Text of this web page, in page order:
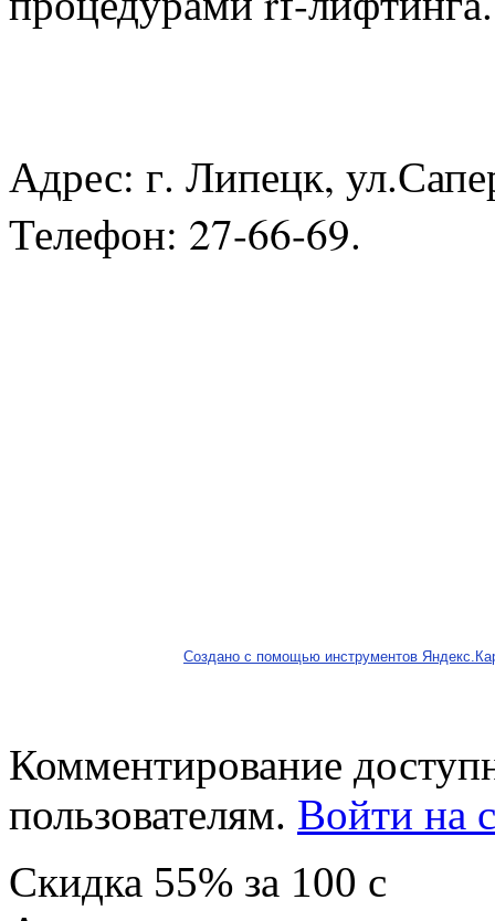
Адрес: г. Липецк,
Телефон: 27-66-69.
Создано с помощью инструментов
Комментирование
пользователям. Войти на
Скидка 55% за 100 c